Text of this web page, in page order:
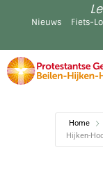
Nieuws Fiets-
Home
Hijken-